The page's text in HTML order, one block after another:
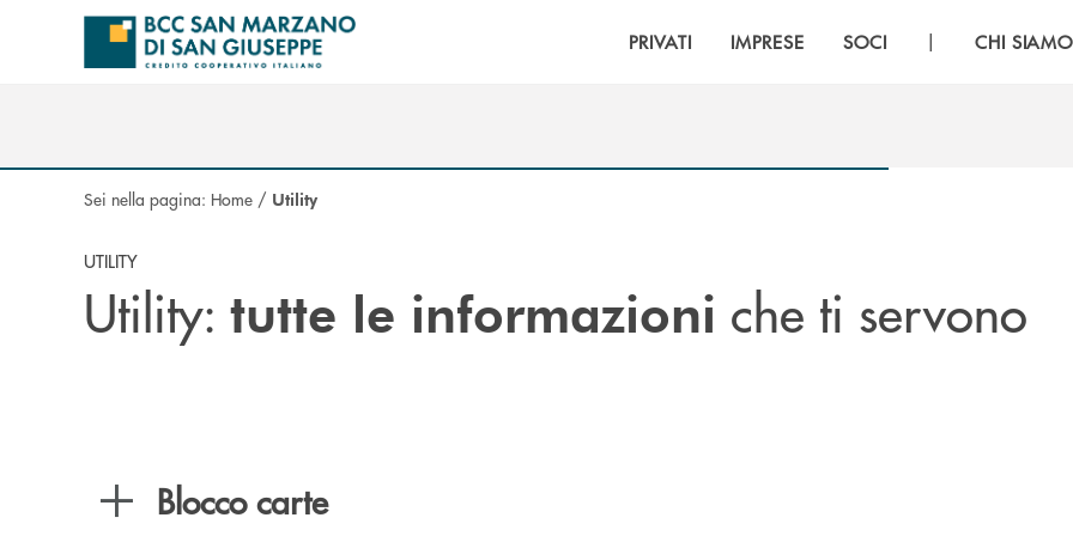
Salta al contenuto principale
PRIVATI IMPRESE SOCI | CHI SIAMO
Sei nella pagina: Home / Utility
UTILITY
Utility: tutte le informazioni che ti servono
Blocco carte